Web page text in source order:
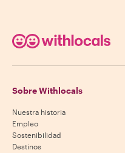
Sobre Withlocals
Nuestra historia
Empleo
Sostenibilidad
Destinos